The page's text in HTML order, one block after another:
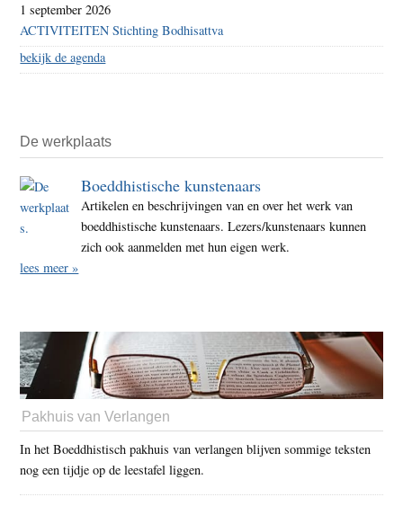
1 september 2026
ACTIVITEITEN Stichting Bodhisattva
bekijk de agenda
De werkplaats
Boeddhistische kunstenaars
Artikelen en beschrijvingen van en over het werk van
boeddhistische kunstenaars. Lezers/kunstenaars kunnen
zich ook aanmelden met hun eigen werk.
lees meer »
Pakhuis van Verlangen
In het Boeddhistisch pakhuis van verlangen blijven sommige teksten
nog een tijdje op de leestafel liggen.